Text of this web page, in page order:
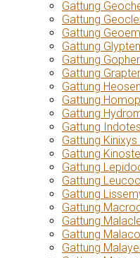
Gattung
Gattung
Gattung
Gattung
Gattung
Gattung
Gattung
Gattung
Gattung
Gattung
Gattung
Gattung
Gattung
Gattung
Gattung
Gattung
Gattung
Gattung
Gattung